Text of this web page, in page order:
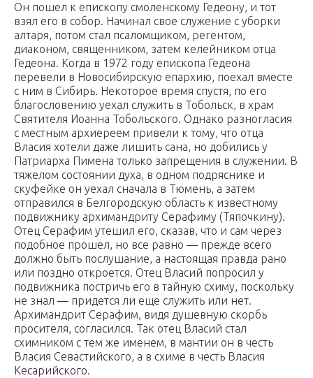
Он пошел к епископу смоленскому Гедеону, и тот
взял его в собор. Начинал свое служение с уборки
алтаря, потом стал псаломщиком, регентом,
диаконом, священником, затем келейником отца
Гедеона. Когда в 1972 году епископа Гедеона
перевели в Новосибирскую епархию, поехал вместе
с ним в Сибирь. Некоторое время спустя, по его
благословению уехал служить в Тобольск, в храм
Святителя Иоанна Тобольского. Однако разногласия
с местным архиереем привели к тому, что отца
Власия хотели даже лишить сана, но добились у
Патриарха Пимена только запрещения в служении. В
тяжелом состоянии духа, в одном подряснике и
скуфейке он уехал сначала в Тюмень, а затем
отправился в Белгородскую область к известному
подвижнику архимандриту Серафиму (Тяпочкину).
Отец Серафим утешил его, сказав, что и сам через
подобное прошел, но все равно — прежде всего
должно быть послушание, а настоящая правда рано
или поздно откроется. Отец Власий попросил у
подвижника постричь его в тайную схиму, поскольку
не знал — придется ли еще служить или нет.
Архимандрит Серафим, видя душевную скорбь
просителя, согласился. Так отец Власий стал
схимником с тем же именем, в мантии он в честь
Власия Севастийского, а в схиме в честь Власия
Кесарийского.